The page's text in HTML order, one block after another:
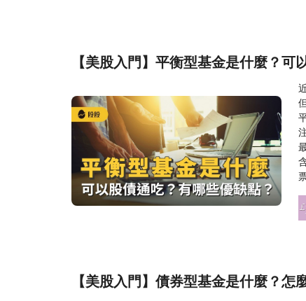
【美股入門】平衡型基金是什麼？
【美股入門】債券型基金是什麼？